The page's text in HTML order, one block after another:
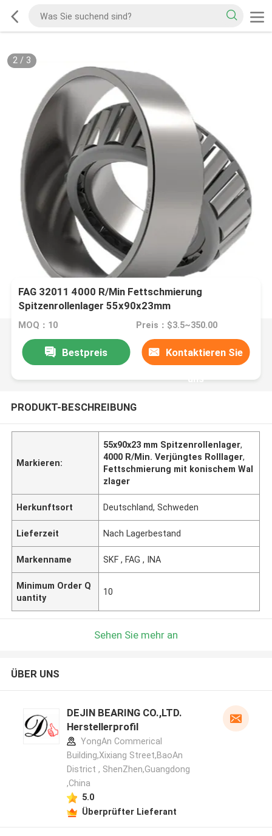
2/ 3
FAG 32011 4000 R/Min Fettschmierung
Spitzenrollenlager 55x90x23mm
MOQ：10 Preis：$3.5~350.00
Bestpreis Kontaktieren Sie
uns
PRODUKT-BESCHREIBUNG
Markieren:
55x90x23 mm Spitzenrollenlager,
4000 R/Min. Verjüngtes Rolllager,
Fettschmierung mit konischem Wal
zlager
Herkunftsort Deutschland, Schweden
Lieferzeit Nach Lagerbestand
Markenname SKF , FAG , INA
Minimum Order Q
uantity
10
Sehen Sie mehr an
ÜBER UNS
DEJIN BEARING CO.,LTD.
Herstellerprofil
YongAn Commerical
Building,Xixiang Street,BaoAn
District , ShenZhen,Guangdong
,China
5.0
Überprüfter Lieferant